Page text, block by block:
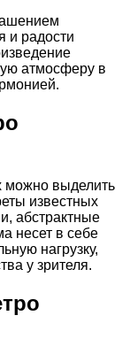
и радости
атмосферу в
можно выделить
известных
абстрактные
несет в себе
нагрузку,
у зрителя.